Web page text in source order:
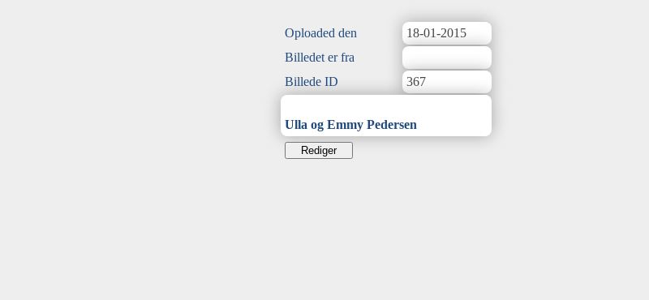
Oploaded den
18-01-2015
Billedet er fra
Billede ID
367
Ulla og Emmy Pedersen